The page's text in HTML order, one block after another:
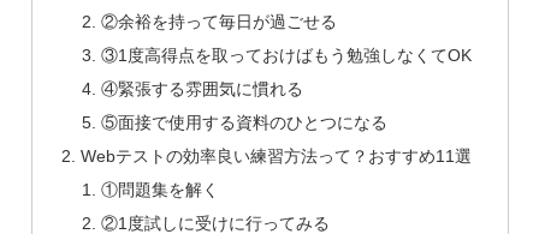
②余裕を持って毎日が過ごせる
③1度高得点を取っておけばもう勉強しなくてOK
④緊張する雰囲気に慣れる
⑤面接で使用する資料のひとつになる
Webテストの効率良い練習方法って？おすすめ11選
①問題集を解く
②1度試しに受けに行ってみる